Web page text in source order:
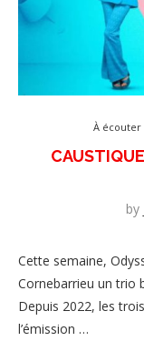
À écouter
by
Cette semaine,
Cornebarrieu un trio
Depuis 2022, les
l’émission …